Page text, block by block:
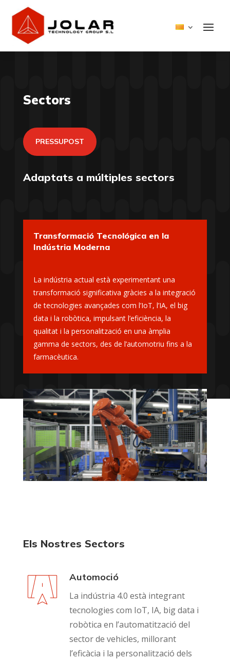
Sectors
PRESSUPOST
Adaptats a múltiples sectors
Transformació Tecnológica en la
Indústria Moderna
La indústria actual està experimentant una
transformació significativa gràcies a la integració
de tecnologies avançades com l’IoT, l’IA, el big
data i la robòtica, impulsant l’eficiència, la
qualitat i la personalització en una àmplia
gamma de sectors, des de l’automotriu fins a la
farmacèutica.
Els Nostres Sectors
Automoció
La indústria 4.0 està integrant
tecnologies com IoT, IA, big data i
robòtica en l’automatització del
sector de vehicles, millorant
l’eficàcia i la personalització dels